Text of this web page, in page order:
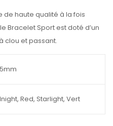
de haute qualité à la fois
Bracelet Sport est doté d’un
clou et passant.
Red, Starlight, Vert